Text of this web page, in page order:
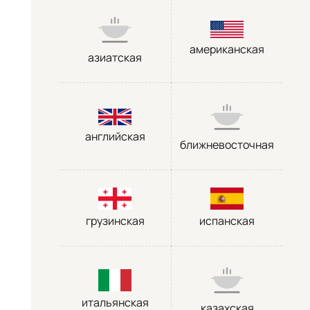
азиатская
американская
английская
ближневосточная
грузинская испанская
итальянская